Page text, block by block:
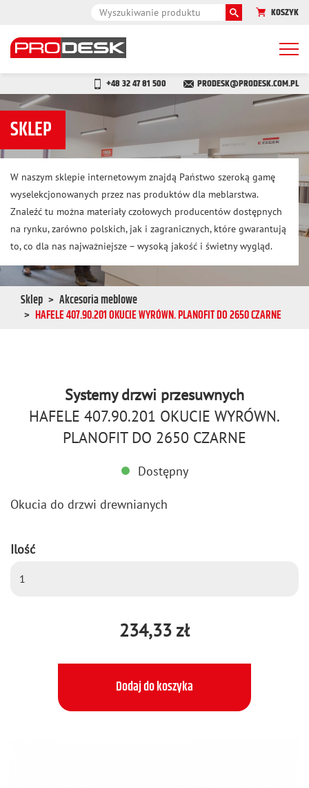
KOSZYK
+48 32 47 81 500 PRODESK@PRODESK.COM.PL
SKLEP
W naszym sklepie internetowym znajdą Państwo szeroką gamę
wyselekcjonowanych przez nas produktów dla meblarstwa.
Znaleźć tu można materiały czołowych producentów dostępnych
na rynku, zarówno polskich, jak i zagranicznych, które gwarantują
to, co dla nas najważniejsze – wysoką jakość i świetny wygląd.
Sklep
Akcesoria meblowe
HAFELE 407.90.201 OKUCIE WYRÓWN. PLANOFIT DO 2650 CZARNE
Systemy drzwi przesuwnych
HAFELE 407.90.201 OKUCIE WYRÓWN.
PLANOFIT DO 2650 CZARNE
Dostępny
Oku­cia do drzwi drew­nia­nych
Ilość
234,33 zł
Dodaj do koszyka